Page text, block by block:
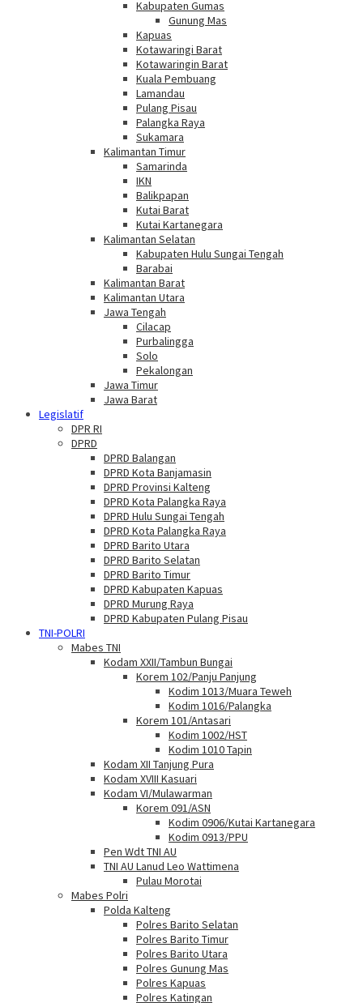
Kabupaten Gumas
Gunung Mas
Kapuas
Kotawaringi Barat
Kotawaringin Barat
Kuala Pembuang
Lamandau
Pulang Pisau
Palangka Raya
Sukamara
Kalimantan Timur
Samarinda
IKN
Balikpapan
Kutai Barat
Kutai Kartanegara
Kalimantan Selatan
Kabupaten Hulu Sungai Tengah
Barabai
Kalimantan Barat
Kalimantan Utara
Jawa Tengah
Cilacap
Purbalingga
Solo
Pekalongan
Jawa Timur
Jawa Barat
Legislatif
DPR RI
DPRD
DPRD Balangan
DPRD Kota Banjamasin
DPRD Provinsi Kalteng
DPRD Kota Palangka Raya
DPRD Hulu Sungai Tengah
DPRD Kota Palangka Raya
DPRD Barito Utara
DPRD Barito Selatan
DPRD Barito Timur
DPRD Kabupaten Kapuas
DPRD Murung Raya
DPRD Kabupaten Pulang Pisau
TNI-POLRI
Mabes TNI
Kodam XXII/Tambun Bungai
Korem 102/Panju Panjung
Kodim 1013/Muara Teweh
Kodim 1016/Palangka
Korem 101/Antasari
Kodim 1002/HST
Kodim 1010 Tapin
Kodam XII Tanjung Pura
Kodam XVIII Kasuari
Kodam VI/Mulawarman
Korem 091/ASN
Kodim 0906/Kutai Kartanegara
Kodim 0913/PPU
Pen Wdt TNI AU
TNI AU Lanud Leo Wattimena
Pulau Morotai
Mabes Polri
Polda Kalteng
Polres Barito Selatan
Polres Barito Timur
Polres Barito Utara
Polres Gunung Mas
Polres Kapuas
Polres Katingan